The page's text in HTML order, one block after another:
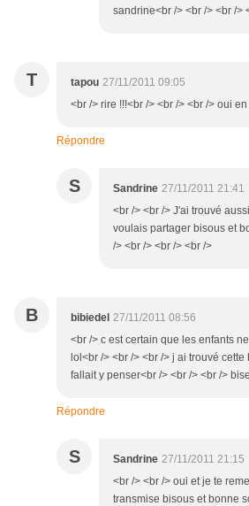
sandrine<br /> <br /> <br />
T tapou 27/11/2011 09:05
<br /> rire !!!<br /> <br /> <br /> oui
Répondre
S Sandrine 27/11/2011 21:41
<br /> <br /> J'ai trouvé
voulais partager bisous et
/> <br /> <br /> <br />
B bibiedel 27/11/2011 08:56
<br /> c est certain que les enfants
lol<br /> <br /> <br /> j ai trouvé
fallait y penser<br /> <br /> <br />
Répondre
S Sandrine 27/11/2011 21:15
<br /> <br /> oui et je te
transmise bisous et bonne